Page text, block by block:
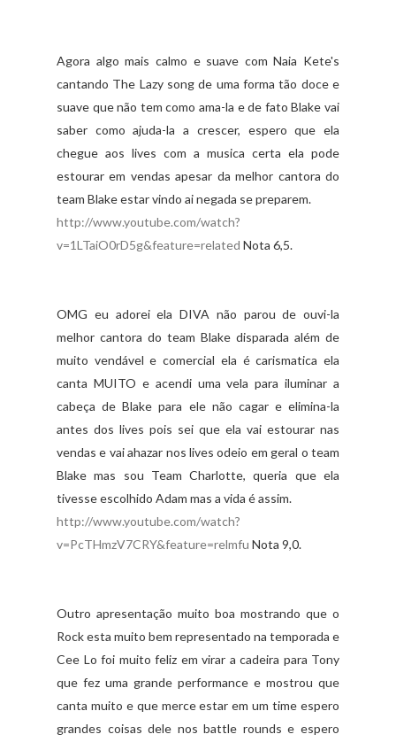
Agora algo mais calmo e suave com Naia Kete's
cantando The Lazy song de uma forma tão doce e
suave que não tem como ama-la e de fato Blake vai
saber como ajuda-la a crescer, espero que ela
chegue aos lives com a musica certa ela pode
estourar em vendas apesar da melhor cantora do
team Blake estar vindo ai negada se preparem.
http://www.youtube.com/watch?
v=1LTaiO0rD5g&feature=related Nota 6,5.
OMG eu adorei ela DIVA não parou de ouvi-la
melhor cantora do team Blake disparada além de
muito vendável e comercial ela é carismatica ela
canta MUITO e acendi uma vela para iluminar a
cabeça de Blake para ele não cagar e elimina-la
antes dos lives pois sei que ela vai estourar nas
vendas e vai ahazar nos lives odeio em geral o team
Blake mas sou Team Charlotte, queria que ela
tivesse escolhido Adam mas a vida é assim.
http://www.youtube.com/watch?
v=PcTHmzV7CRY&feature=relmfu Nota 9,0.
Outro apresentação muito boa mostrando que o
Rock esta muito bem representado na temporada e
Cee Lo foi muito feliz em virar a cadeira para Tony
que fez uma grande performance e mostrou que
canta muito e que merce estar em um time espero
grandes coisas dele nos battle rounds e espero